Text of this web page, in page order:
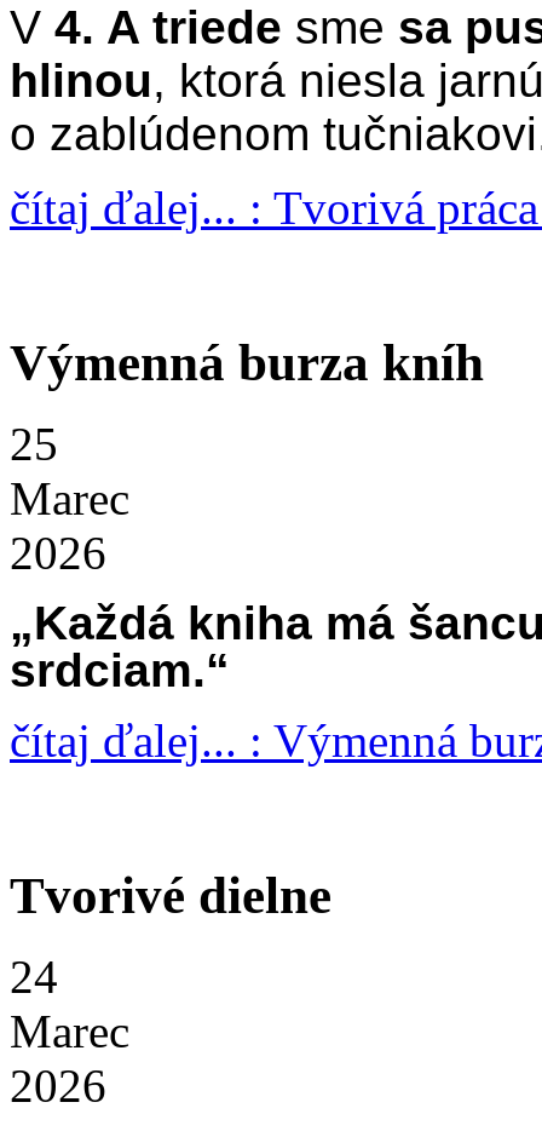
V 4. A triede sme sa
hlinou, ktorá niesla
o zablúdenom
čítaj ďalej... : Tvorivá
Výmenná burza kníh
25
Marec
2026
„Každá kniha má š
srdciam.“
čítaj ďalej... : Výmenná
Tvorivé dielne
24
Marec
2026